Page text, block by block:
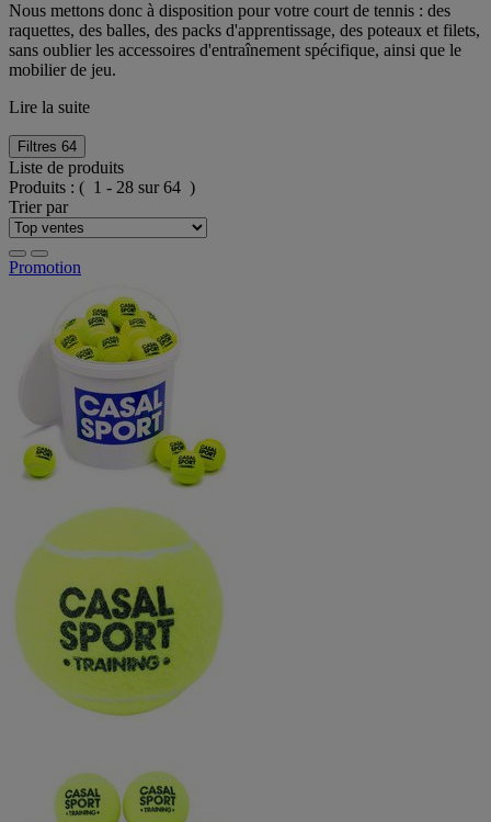
Nous mettons donc à disposition pour votre court de tennis : des
raquettes, des balles, des packs d'apprentissage, des poteaux et filets,
sans oublier les accessoires d'entraînement spécifique, ainsi que le
mobilier de jeu.
Lire la suite
Filtres 64
Liste de produits
Produits : ( 1 - 28 sur 64 )
Trier par
Promotion